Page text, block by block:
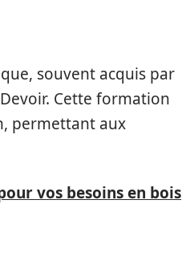
souvent acquis par
Cette formation
permettant aux
vos besoins en bois